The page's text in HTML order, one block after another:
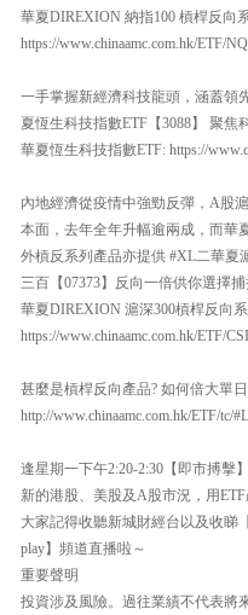
華夏DIREXION 納指100 槓桿反向
https://www.chinaamc.com.hk/ETF/
一手掌握新經濟科技龍頭，涵蓋領
夏恆生科技指數ETF【3088】 聚焦
華夏恆生科技指數ETF: https://
內地經濟從疫情中強勁反彈，A股
本面，去年全年升幅逾兩成，而華
外槓反系列產品亦提供 #XL二華夏
三百【07373】反向一倍供你選擇捕
華夏DIREXION 滬深300槓桿反向
https://www.chinaamc.com.hk/ETF/
甚麼是槓桿反向產品? 如何倍大單
http://www.chinaamc.com.hk/ETF/tc/
逢星期一下午2:20-2:30【即市搏擊
新的港股、美股及A股市況，用
大家記得收聽新城財經台以及收睇
play】頻道直播啦～
重要聲明
投資涉及風險。過往業績不代表將